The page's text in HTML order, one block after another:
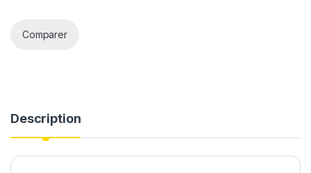
Comparer
Description